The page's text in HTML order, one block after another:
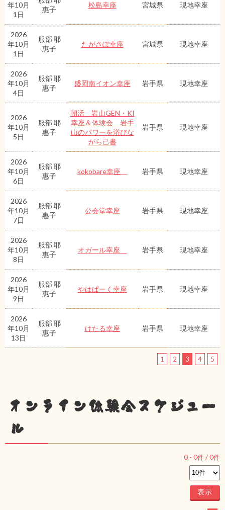
年10月
1日
惠子
松島幸座 宮城県 現地幸座
2026
年10月
1日
服部 耶
惠子
たがさぽ幸座 宮城県 現地幸座
2026
年10月
4日
服部 耶
惠子
盛岡南イオン幸座 岩手県 現地幸座
2026
年10月
5日
服部 耶
惠子
朝活 岩山GEN・KI
幸座＆体験会 岩手
山のパワーを浴びな
がら己書
岩手県 現地幸座
2026
年10月
6日
服部 耶
惠子
kokobare幸座 岩手県 現地幸座
2026
年10月
7日
服部 耶
惠子
公会堂幸座 岩手県 現地幸座
2026
年10月
8日
服部 耶
惠子
オガール幸座 岩手県 現地幸座
2026
年10月
9日
服部 耶
惠子
やはぱーく幸座 岩手県 現地幸座
2026
年10月
13日
服部 耶
惠子
けたる幸座 岩手県 現地幸座
1 2 3 4 5
オンライン体験会スケジュー
ル
0 - 0件 /0件